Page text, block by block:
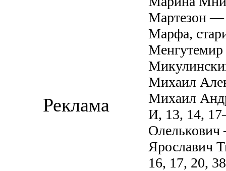
Мартезон —
Марфа,
Михаил
Михаил
И, 13, 14,
Ярославич
16, 17, 20, 38
Реклама